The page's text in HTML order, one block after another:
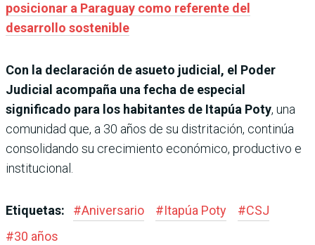
posicionar a Paraguay como referente del
desarrollo sostenible
Con la declaración de asueto judicial, el Poder
Judicial acompaña una fecha de especial
significado para los habitantes de Itapúa Poty, una
comunidad que, a 30 años de su distritación, continúa
consolidando su crecimiento económico, productivo e
institucional.
Etiquetas: #Aniversario #Itapúa Poty #CSJ
#30 años